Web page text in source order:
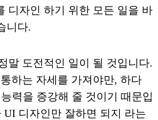
디자인 하기 위한 모든 일을 바
니다.
말 도전적인 일이 될 것입니다.
하는 자세를 가져야만, 하다
력을 증강해 줄 것이기 때문입
UI 디자인만 잘하면 되지 라는